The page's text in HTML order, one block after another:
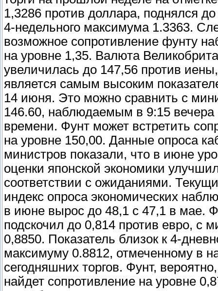
1,3286 против доллара, поднялся до
4-недельного максимума 1.3363.
возможное сопротивление фунту
на уровне 1,35. Валюта
увеличилась до 147,56 против
является самым высоким
14 июня. Это можно сравнить с
146.60, наблюдаемым в 9:15 вечера
времени. Фунт может встретить
на уровне 150,00. Данные опроса
министров показали, что в июне
оценки японской экономики
соответствии с ожиданиями.
индекс опроса экономических
в июне вырос до 48,1 с 47,1 в мае.
подскочил до 0,814 против евро, с
0,8850. Показатель близок к 4-
максимуму 0.8812, отмеченному в
сегодняшних торгов. Фунт, вероятно,
найдет сопротивление на уровне